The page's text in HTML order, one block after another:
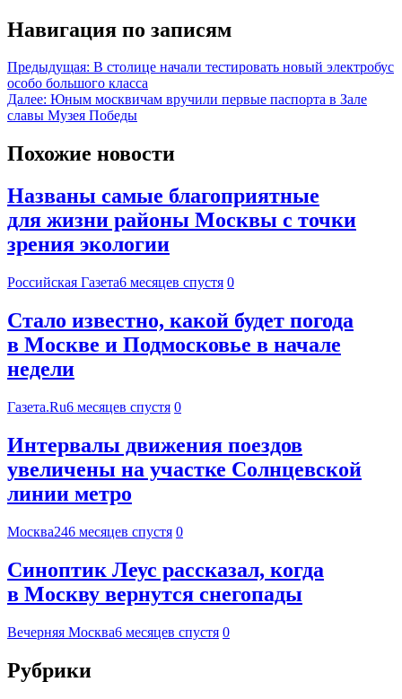
Навигация по записям
Предыдущая: В столице начали тестировать новый электробус
особо большого класса
Далее: Юным москвичам вручили первые паспорта в Зале
славы Музея Победы
Похожие новости
Названы самые благоприятные
для жизни районы Москвы с точки
зрения экологии
Российская Газета6 месяцев спустя 0
Стало известно, какой будет погода
в Москве и Подмосковье в начале
недели
Газета.Ru6 месяцев спустя 0
Интервалы движения поездов
увеличены на участке Солнцевской
линии метро
Москва246 месяцев спустя 0
Синоптик Леус рассказал, когда
в Москву вернутся снегопады
Вечерняя Москва6 месяцев спустя 0
Рубрики